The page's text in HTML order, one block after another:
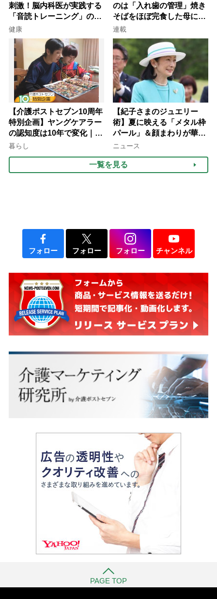
刺激！脳内科医が実践する
「音読トレーニング」の極
意
健康
のは「入れ歯の管理」焼き
そばをほぼ完食した母に息
子が血の気が引いた理由
連載
【介護ポストセブン10周年
特別企画】ヤングケアラー
の認知度は10年で変化｜流
行語大賞にノミネート、法
暮らし
【紀子さまのジュエリー
術】夏に映える「メタル枠
パール」＆顔まわりが華や
ぐ「揺れる一粒」の使い分
ニュース
一覧を見る
フォロー フォロー フォロー チャンネル
PAGE TOP